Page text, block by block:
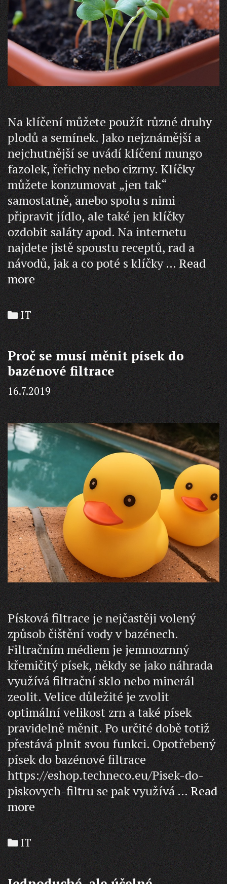
Na klíčení můžete použít různé druhy
plodů a semínek. Jako nejznámější a
nejchutnější se uvádí klíčení mungo
fazolek, řeřichy nebo cizrny. Klíčky
můžete konzumovat „jen tak“
samostatně, anebo spolu s nimi
připravit jídlo, ale také jen klíčky
ozdobit saláty apod. Na internetu
najdete jistě spoustu receptů, rad a
návodů, jak a co poté s klíčky …Read
moreObjevte
spolu
s
vašimi
dětmi
radost
z
klíčení
semínek!
Categories
IT
Proč se musí měnit písek do
bazénové filtrace
16.7.2019
Písková filtrace je nejčastěji volený
způsob čištění vody v bazénech.
Filtračním médiem je jemnozrnný
křemičitý písek, někdy se jako náhrada
využívá filtrační sklo nebo minerál
zeolit. Velice důležité je zvolit
optimální velikost zrn a také písek
pravidelně měnit. Po určité době totiž
přestává plnit svou funkci. Opotřebený
písek do bazénové filtrace
https://eshop.techneco.eu/Pisek-do-
piskovych-filtru se pak využívá …Read
moreProč
se
musí
měnit
písek
Categories
IT